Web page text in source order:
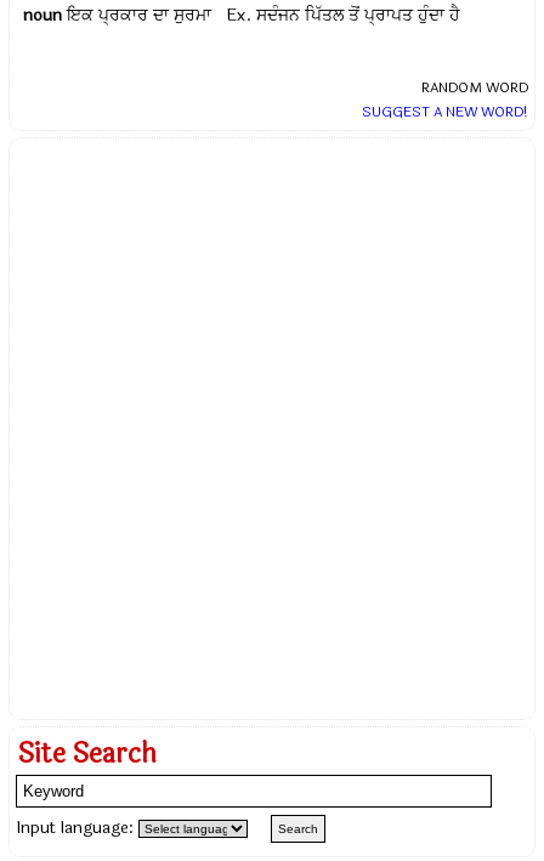
noun ਇਕ ਪ੍ਰਕਾਰ ਦਾ ਸੁਰਮਾ Ex.ਸਦੰਜਨ ਪਿੱਤਲ ਤੋਂ ਪ੍ਰਾਪਤ ਹੁੰਦਾ ਹੈ
RANDOM WORD
SUGGEST A NEW WORD!
Site Search
Input language: